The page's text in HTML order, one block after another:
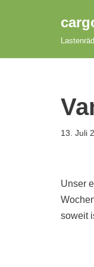
13. Juli
Unser
soweit